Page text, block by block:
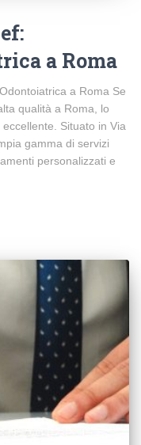
a Roma
a Roma Se
qualità a Roma, lo
Situato in Via
gamma di servizi
personalizzati e